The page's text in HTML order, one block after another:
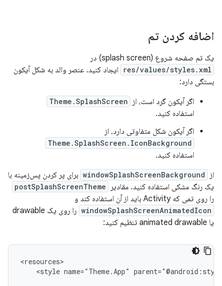
اضافه کردن تم
یک تم صفحه شروع (splash screen) در
res/values/styles.xml
ایجاد کنید. عنصر والد به شکل آیکون
بستگی دارد:
اگر آیکون گرد است، از
Theme.SplashScreen
استفاده کنید.
اگر آیکون شکل متفاوتی دارد، از
Theme.SplashScreen.IconBackground
استفاده کنید.
از
windowSplashScreenBackground برای پر کردن پس‌زمینه با
یک رنگ مشکی استفاده کنید. مقادیر
postSplashScreenTheme
را روی تمی که Activity باید از آن استفاده کند و
windowSplashScreenAnimatedIcon
را روی یک drawable
یا animated drawable تنظیم کنید:
<style name="Theme.App"